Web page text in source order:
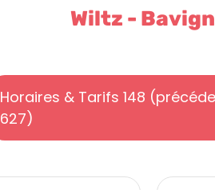
Wiltz -
Horaires & Tarifs 148
627)